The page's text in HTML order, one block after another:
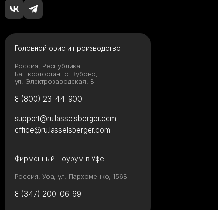
Головной офис и производство
Россия, Республика
Башкортостан, с. Зубово,
ул. Электрозаводская, 8
8 (800) 23-44-900
Фирменный шоурум в Уфе
Россия, Уфа, ул. Пархоменко, 156Б
8 (347) 200-06-69
support@ru.lasselsberger.com
office@ru.lasselsberger.com